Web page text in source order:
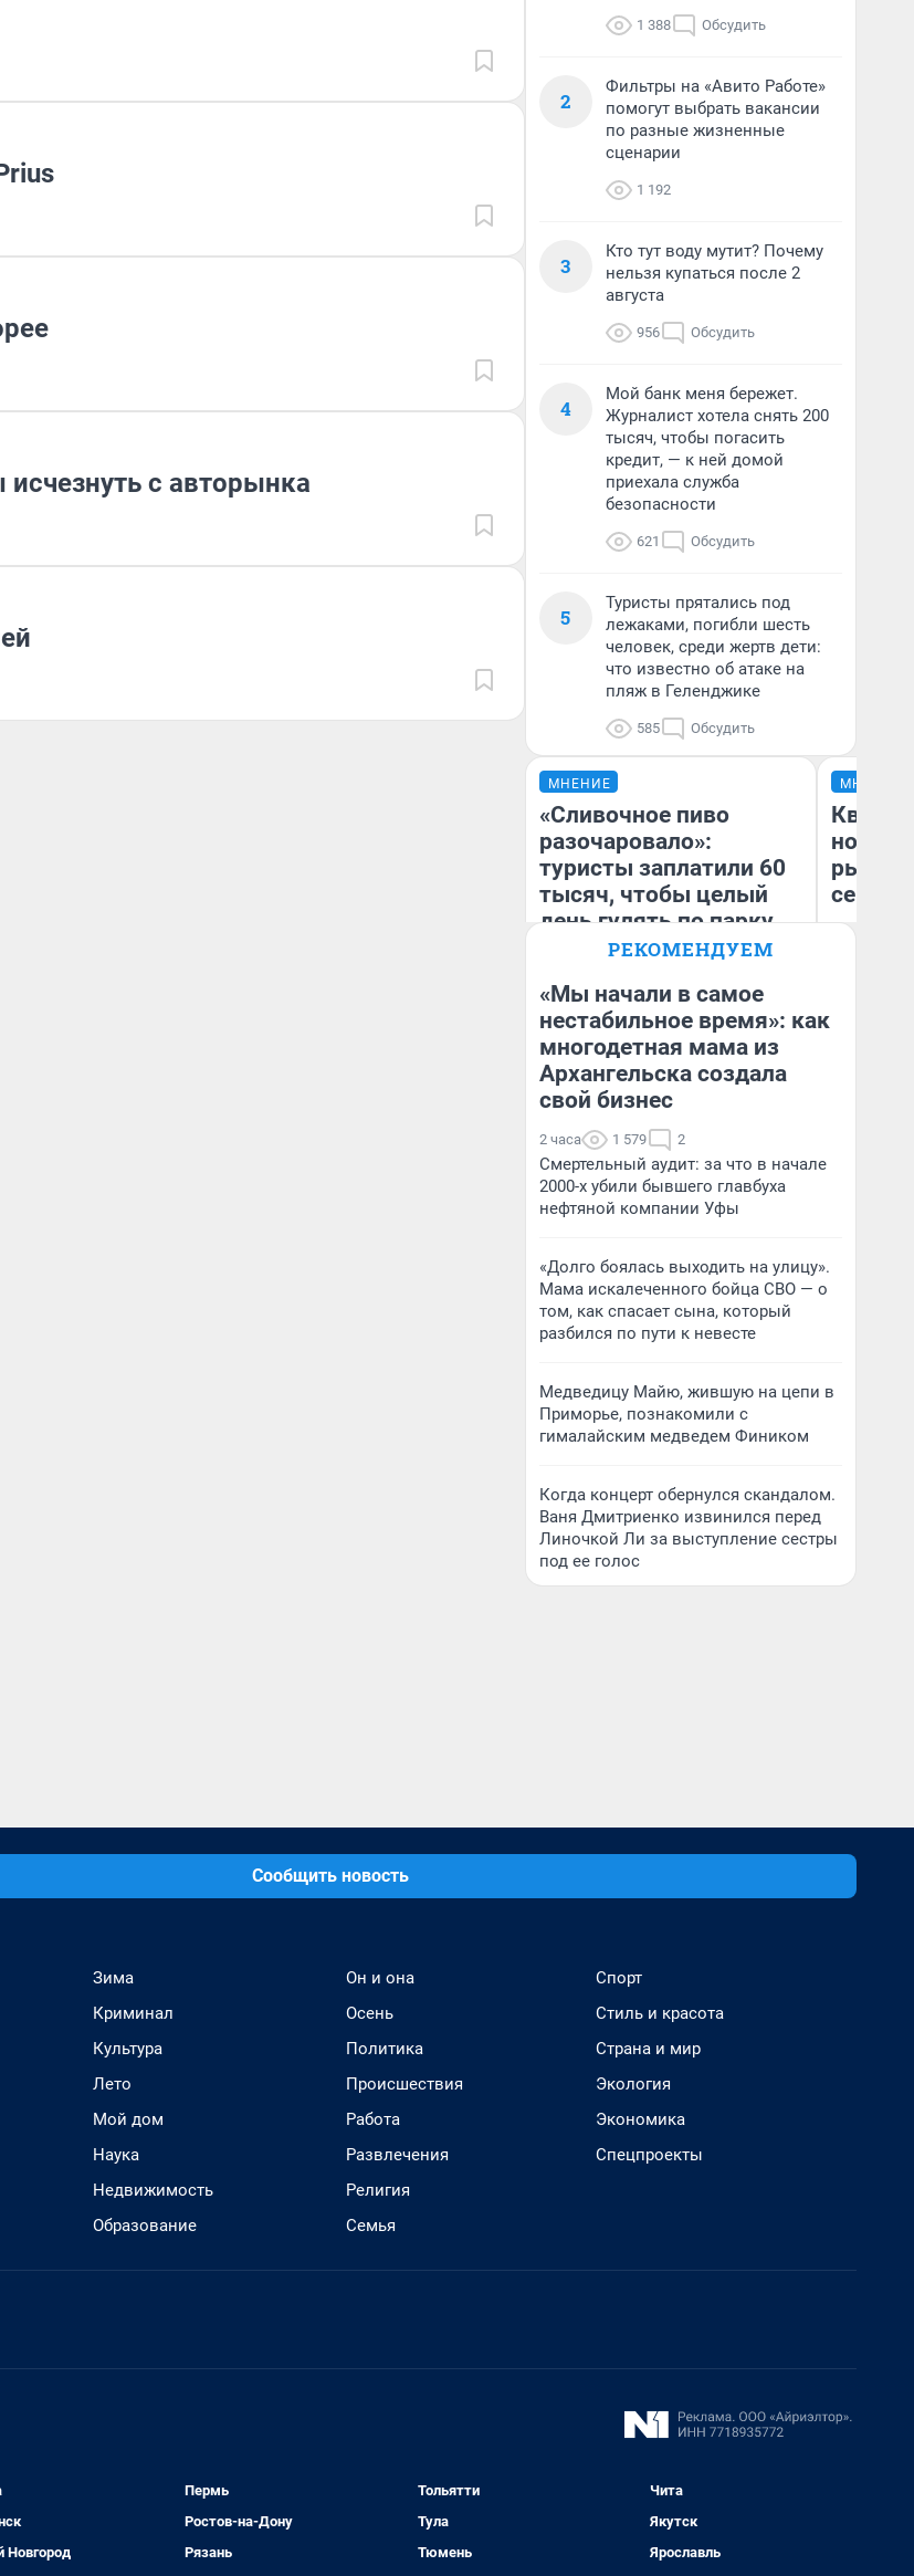
с авторынка
1 388 Обсудить
2
Фильтры на «Авито Работе»
помогут выбрать вакансии
по разные жизненные
сценарии
1 192
3
Кто тут воду мутит? Почему
нельзя купаться после 2
августа
956 Обсудить
4
Мой банк меня бережет.
Журналист хотела снять 200
тысяч, чтобы погасить
кредит, — к ней домой
приехала служба
безопасности
621 Обсудить
5
Туристы прятались под
лежаками, погибли шесть
человек, среди жертв дети:
что известно об атаке на
пляж в Геленджике
585 Обсудить
МНЕНИЕ
«Сливочное пиво
разочаровало»:
туристы заплатили 60
тысяч, чтобы целый
день гулять по парку
Юрского периода и
Яна Шаламова
МНЕНИЕ
но
рынок
РЕКОМЕНДУЕМ
«Мы начали в самое
нестабильное время»: как
многодетная мама из
Архангельска создала
свой бизнес
2 часа 1 579 2
Смертельный аудит: за что в начале
2000-х убили бывшего главбуха
нефтяной компании Уфы
«Долго боялась выходить на улицу».
Мама искалеченного бойца СВО — о
том, как спасает сына, который
разбился по пути к невесте
Медведицу Майю, жившую на цепи в
Приморье, познакомили с
гималайским медведем Фиником
Когда концерт обернулся скандалом.
Ваня Дмитриенко извинился перед
Линочкой Ли за выступление сестры
под ее голос
Сообщить новость
Зима
Криминал
Культура
Лето
Мой дом
Наука
Недвижимость
Образование
Он и она
Осень
Политика
Происшествия
Работа
Развлечения
Религия
Семья
Спорт
Стиль и красота
Страна и мир
Экология
Экономика
Спецпроекты
Новгород
Пермь
Ростов-на-Дону
Рязань
Тольятти
Тула
Тюмень
Чита
Якутск
Ярославль